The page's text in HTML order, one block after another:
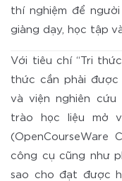
thí nghiệm để
giảng dạy, học tập
Với tiêu chí “Tri
thức cần phải được
và viện nghiên
trào học liệu mở
(OpenCourseWare
công cụ cũng như
sao cho đạt được